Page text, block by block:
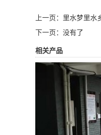
上一页： 里水梦里水
下一页：没有了
相关产品